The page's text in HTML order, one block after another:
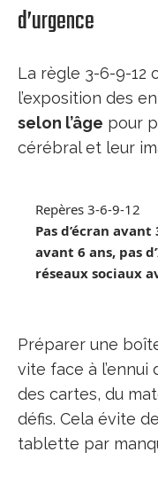
d’urgence
La règle 3-6-9-12
l’exposition des
selon l’âge pour
cérébral et leur
Repères 3-6-9-12
Pas d’écran
avant 6 ans, pas
réseaux sociaux
Préparer une
vite face à l’ennui
des cartes, du
défis. Cela évite
tablette par